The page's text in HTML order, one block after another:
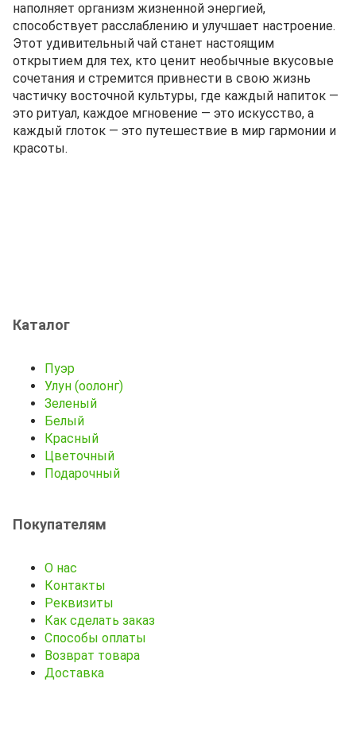
наполняет организм жизненной энергией,
способствует расслаблению и улучшает настроение.
Этот удивительный чай станет настоящим
открытием для тех, кто ценит необычные вкусовые
сочетания и стремится привнести в свою жизнь
частичку восточной культуры, где каждый напиток —
это ритуал, каждое мгновение — это искусство, а
каждый глоток — это путешествие в мир гармонии и
красоты.
Каталог
Пуэр
Улун (оолонг)
Зеленый
Белый
Красный
Цветочный
Подарочный
Покупателям
О нас
Контакты
Реквизиты
Как сделать заказ
Способы оплаты
Возврат товара
Доставка